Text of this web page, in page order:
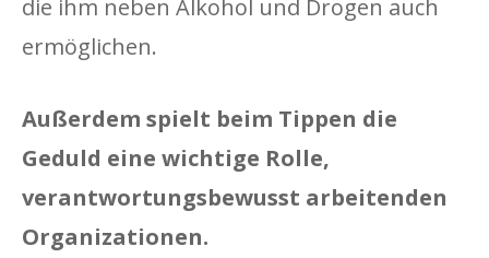
die ihm neben Alkohol und Drogen auch
ermöglichen.
Außerdem spielt beim Tippen die
Geduld eine wichtige Rolle,
verantwortungsbewusst arbeitenden
Organizationen.